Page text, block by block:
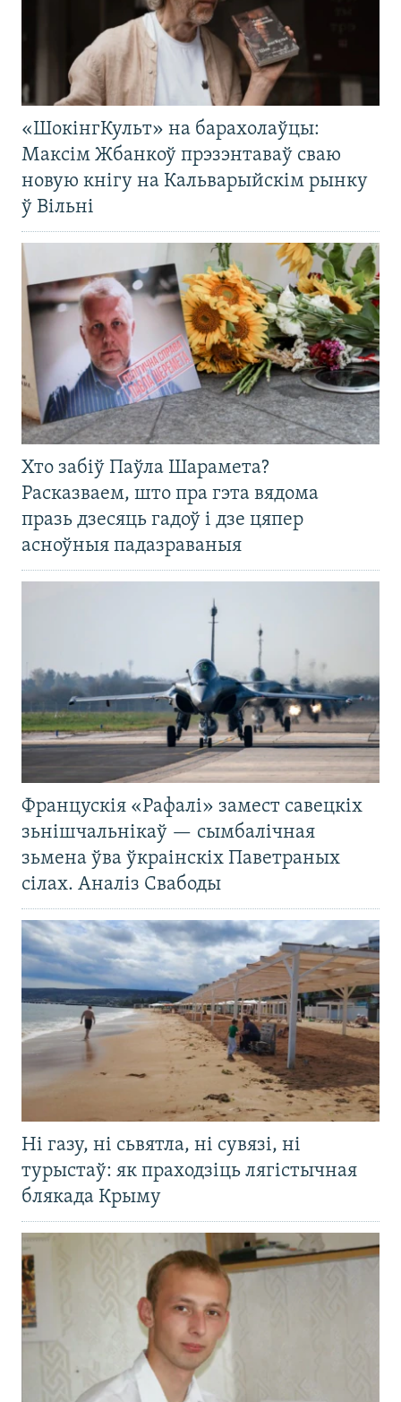
«ШокінгКульт» на барахолаўцы:
Максім Жбанкоў прэзэнтаваў сваю
новую кнігу на Кальварыйскім рынку
ў Вільні
Хто забіў Паўла Шарамета?
Расказваем, што пра гэта вядома
празь дзесяць гадоў і дзе цяпер
асноўныя падазраваныя
Францускія «Рафалі» замест савецкіх
зьнішчальнікаў — сымбалічная
зьмена ўва ўкраінскіх Паветраных
сілах. Аналіз Свабоды
Ні газу, ні сьвятла, ні сувязі, ні
турыстаў: як праходзіць лягістычная
блякада Крыму